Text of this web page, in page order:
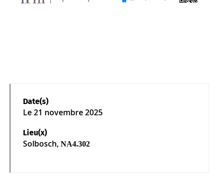
Date(s)
Le21 novembre 2025
Lieu(x)
Solbosch, NA4.302